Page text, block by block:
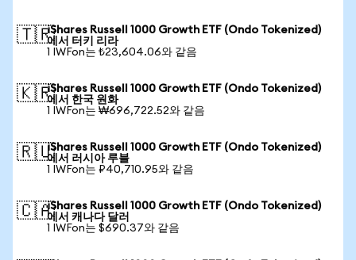
🇹🇷iShares Russell 1000 Growth ETF (Ondo Tokenized)
에서 터키 리라
1 IWFon는 ₺23,604.06와 같음
🇰🇷iShares Russell 1000 Growth ETF (Ondo Tokenized)
에서 한국 원화
1 IWFon는 ₩696,722.52와 같음
🇷🇺iShares Russell 1000 Growth ETF (Ondo Tokenized)
에서 러시아 루블
1 IWFon는 ₽40,710.95와 같음
🇨🇦iShares Russell 1000 Growth ETF (Ondo Tokenized)
에서 캐나다 달러
1 IWFon는 $690.37와 같음